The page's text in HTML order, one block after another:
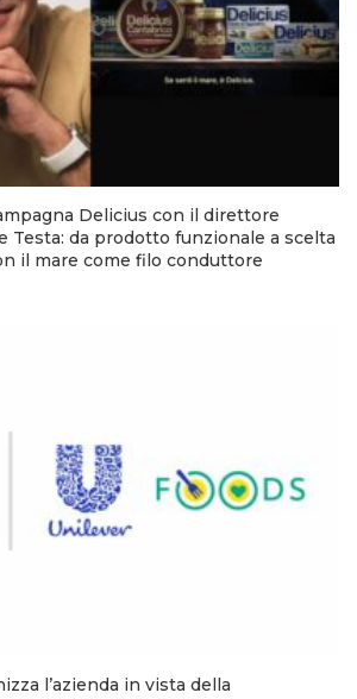
Delicius con il direttore
Testa: da prodotto funzionale a scelta
il mare come filo conduttore
l’azienda in vista della